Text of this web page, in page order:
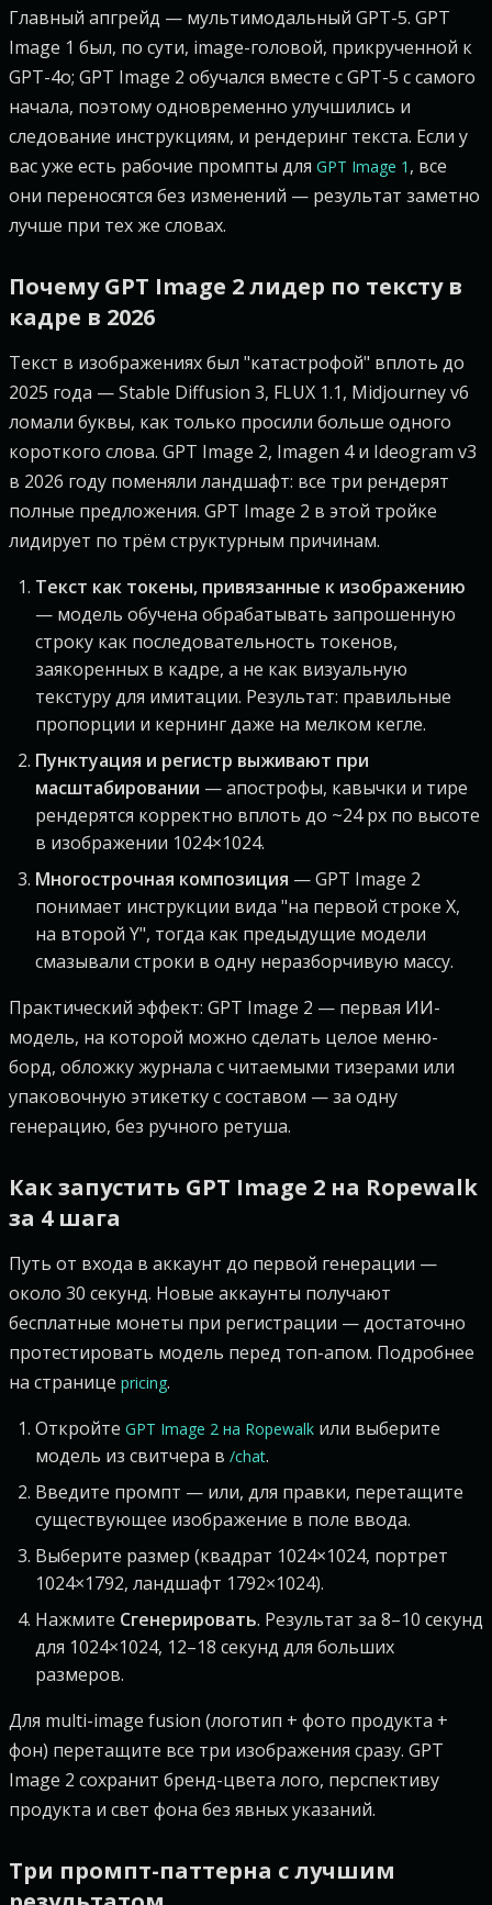
Главный апгрейд — мультимодальный GPT-5. GPT
Image 1 был, по сути, image-головой, прикрученной к
GPT-4o; GPT Image 2 обучался вместе с GPT-5 с самого
начала, поэтому одновременно улучшились и
следование инструкциям, и рендеринг текста. Если у
вас уже есть рабочие промпты для GPT Image 1 , все
они переносятся без изменений — результат заметно
лучше при тех же словах.
Почему GPT Image 2 лидер по тексту в
кадре в 2026
Текст в изображениях был "катастрофой" вплоть до
2025 года — Stable Diffusion 3, FLUX 1.1, Midjourney v6
ломали буквы, как только просили больше одного
короткого слова. GPT Image 2, Imagen 4 и Ideogram v3
в 2026 году поменяли ландшафт: все три рендерят
полные предложения. GPT Image 2 в этой тройке
лидирует по трём структурным причинам.
Текст как токены, привязанные к изображению
— модель обучена обрабатывать запрошенную
строку как последовательность токенов,
заякоренных в кадре, а не как визуальную
текстуру для имитации. Результат: правильные
пропорции и кернинг даже на мелком кегле.
Пунктуация и регистр выживают при
масштабировании — апострофы, кавычки и тире
рендерятся корректно вплоть до ~24 px по высоте
в изображении 1024×1024.
Многострочная композиция — GPT Image 2
понимает инструкции вида "на первой строке X,
на второй Y", тогда как предыдущие модели
смазывали строки в одну неразборчивую массу.
Практический эффект: GPT Image 2 — первая ИИ-
модель, на которой можно сделать целое меню-
борд, обложку журнала с читаемыми тизерами или
упаковочную этикетку с составом — за одну
генерацию, без ручного ретуша.
Как запустить GPT Image 2 на Ropewalk
за 4 шага
Путь от входа в аккаунт до первой генерации —
около 30 секунд. Новые аккаунты получают
бесплатные монеты при регистрации — достаточно
протестировать модель перед топ-апом. Подробнее
на странице pricing.
Откройте GPT Image 2 на Ropewalk или выберите
модель из свитчера в /chat.
Введите промпт — или, для правки, перетащите
существующее изображение в поле ввода.
Выберите размер (квадрат 1024×1024, портрет
1024×1792, ландшафт 1792×1024).
Нажмите Сгенерировать. Результат за 8–10 секунд
для 1024×1024, 12–18 секунд для больших
размеров.
Для multi-image fusion (логотип + фото продукта +
фон) перетащите все три изображения сразу. GPT
Image 2 сохранит бренд-цвета лого, перспективу
продукта и свет фона без явных указаний.
Три промпт-паттерна с лучшим